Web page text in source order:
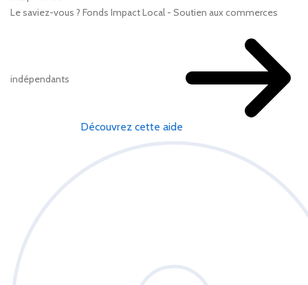
Le saviez-vous ? Fonds Impact Local - Soutien aux commerces
indépendants
Découvrez cette aide